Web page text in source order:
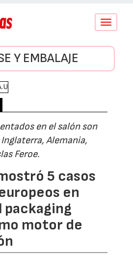
Conmutar
Y EMBALAJE
en el salón son
Alemania,
Feroe.
5 casos
en
packaging
motor de